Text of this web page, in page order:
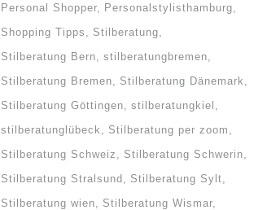
Personal Shopper
Personalstylisthamburg
Shopping Tipps
Stilberatung
Stilberatung Bern
stilberatungbremen
Stilberatung Bremen
Stilberatung Dänemark
Stilberatung Göttingen
stilberatungkiel
stilberatunglübeck
Stilberatung per zoom
Stilberatung Schweiz
Stilberatung Schwerin
Stilberatung Stralsund
Stilberatung Sylt
Stilberatung wien
Stilberatung Wismar